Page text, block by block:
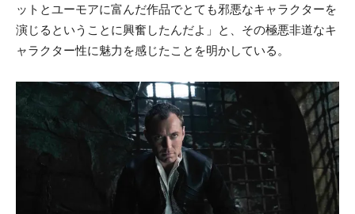
ットとユーモアに富んだ作品でとても邪悪なキャラクターを
演じるということに興奮したんだよ」と、その極悪非道なキ
ャラクター性に魅力を感じたことを明かしている。